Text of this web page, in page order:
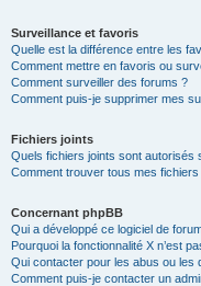
Surveillance et favoris
Quelle est la différence entre les
Comment mettre en favoris ou
Comment surveiller des forums ?
Comment puis-je supprimer mes
Fichiers joints
Quels fichiers joints sont autorisés
Comment trouver tous mes fichiers
Concernant phpBB
Qui a développé ce logiciel de
Pourquoi la fonctionnalité X n’est
Qui contacter pour les abus ou les
Comment puis-je contacter un